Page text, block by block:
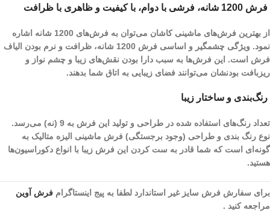
فرش 1200 شانه، فرشی با دوام، با کیفیت و ظاهری با ظرافت
از بهترین فرش‌های ماشینی کاشان می‌توان به فرش‌های 1200 شانه اشاره
نمود. ویژگی چشمگیر و اساسی فرش 1200 شانه، ظرافت و نرم بودن الیاف
فرش است. این فرش‌ها به سبب دارا بودن نقش‌های زیبا و چشم نواز و
ریز‌بافت بودنشان می‌توانند فضای زیبایی به اتاق شما بدهند.
رنگ‌بندی و ساختار زیبا
تعداد رنگ‌های استفاده شده در طراحی و تولید این فرش به 9 (نه) می‌رسد.
نوع رنگ بندی و طراحی (وجود برجستگی) فرش ماشینی الیزه متالیک به
گونه‌ای است که شما قادر به ست کردن این فرش زیبا با انواع دکوراسیون‌ها
هستید.
برای سفارش فرش سایز غیر استاندارد لطفا به پیج اینستاگرام فرش آوین
مراجعه کنید .